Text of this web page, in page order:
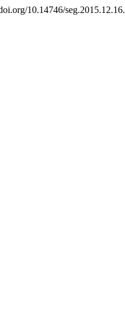
10.14746/seg.2015.12.16.